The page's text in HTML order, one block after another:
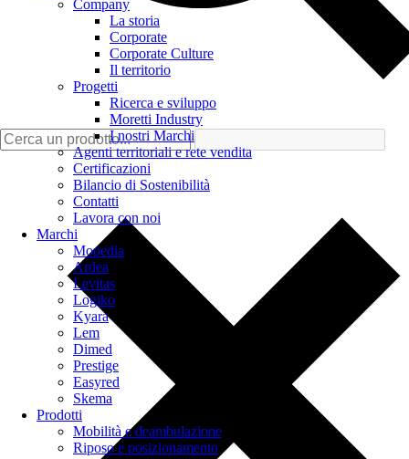
Company
La storia
Corporate
Corporate Culture
Il territorio
Progetti
Ricerca e sviluppo
Moretti Industry
I nostri Marchi
Agenti territoriali e rete vendita
Certificazioni
Bilancio di Sostenibilità
Contatti
Lavora con noi
Marchi
Mopedia
Ardea
Levitas
Logiko
Kyara
Lem
Dimed
Prestige
Easyred
Skema
Prodotti
Mobilità e deambulazione
Riposo e posizionamento